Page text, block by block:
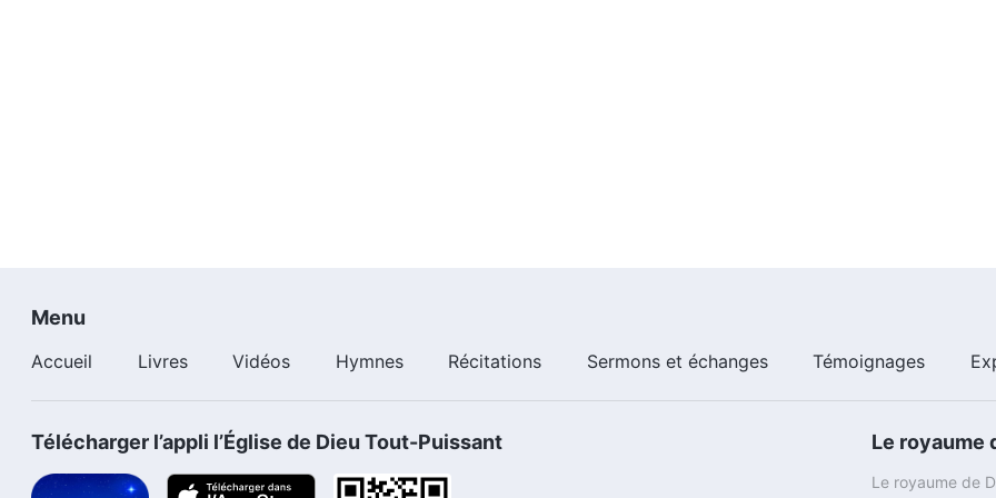
Menu
Accueil Livres Vidéos Hymnes Récitations Sermons et échanges Témoignages
Télécharger l’appli l’Église de Dieu Tout-Puissant Le royaume
Le royaume de